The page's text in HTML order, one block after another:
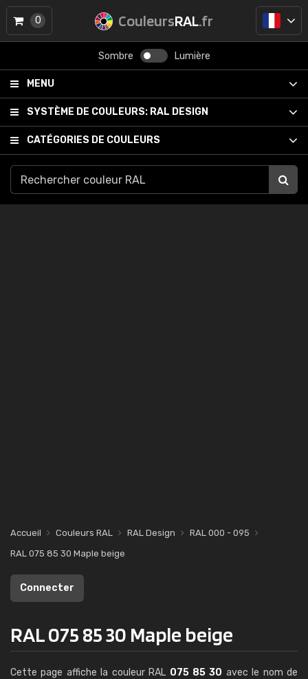
CouleursRAL.fr
Sombre Lumière
MENU
SYSTÈME DE COULEURS: RAL DESIGN
CATÉGORIES DE COULEURS
0
Accueil Couleurs RAL RAL Design
RAL 000 - 095
RAL 075 85 30 Maple beige
Connecter
RAL 075 85 30 Maple beige
Cette page affiche la couleur RAL 075 85 30 avec le nom de